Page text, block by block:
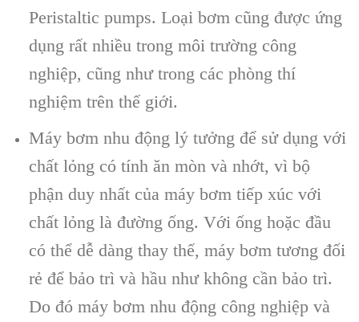
Peristaltic pumps. Loại bơm cũng được ứng
dụng rất nhiều trong môi trường công
nghiệp, cũng như trong các phòng thí
nghiệm trên thế giới.
Máy bơm nhu động lý tưởng để sử dụng với
chất lỏng có tính ăn mòn và nhớt, vì bộ
phận duy nhất của máy bơm tiếp xúc với
chất lỏng là đường ống. Với ống hoặc đầu
có thể dễ dàng thay thế, máy bơm tương đối
rẻ để bảo trì và hầu như không cần bảo trì.
Do đó máy bơm nhu động công nghiệp và